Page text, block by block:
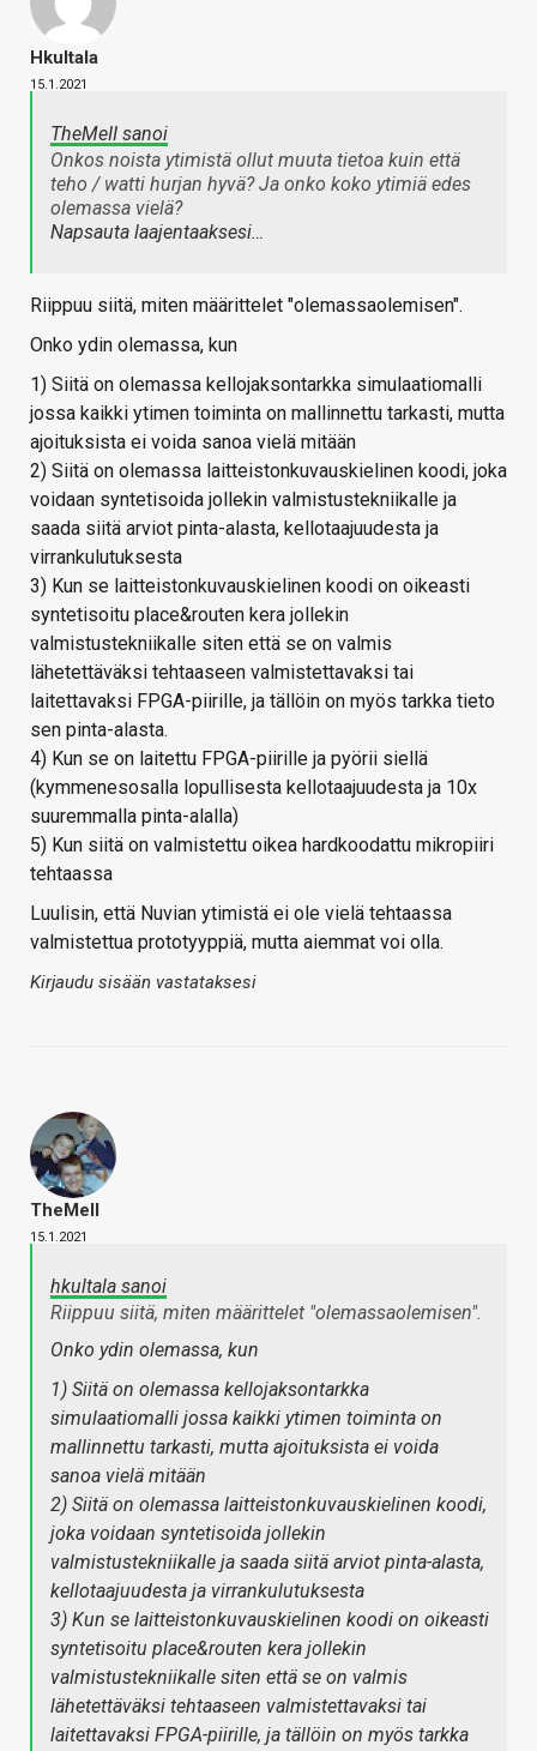
Hkultala
15.1.2021
TheMeII sanoi
Onkos noista ytimistä ollut muuta tietoa kuin että
teho / watti hurjan hyvä? Ja onko koko ytimiä edes
olemassa vielä?
Napsauta laajentaaksesi…
Riippuu siitä, miten määrittelet "olemassaolemisen".
Onko ydin olemassa, kun
1) Siitä on olemassa kellojaksontarkka simulaatiomalli
jossa kaikki ytimen toiminta on mallinnettu tarkasti, mutta
ajoituksista ei voida sanoa vielä mitään
2) Siitä on olemassa laitteistonkuvauskielinen koodi, joka
voidaan syntetisoida jollekin valmistustekniikalle ja
saada siitä arviot pinta-alasta, kellotaajuudesta ja
virrankulutuksesta
3) Kun se laitteistonkuvauskielinen koodi on oikeasti
syntetisoitu place&routen kera jollekin
valmistustekniikalle siten että se on valmis
lähetettäväksi tehtaaseen valmistettavaksi tai
laitettavaksi FPGA-piirille, ja tällöin on myös tarkka tieto
sen pinta-alasta.
4) Kun se on laitettu FPGA-piirille ja pyörii siellä
(kymmenesosalla lopullisesta kellotaajuudesta ja 10x
suuremmalla pinta-alalla)
5) Kun siitä on valmistettu oikea hardkoodattu mikropiiri
tehtaassa
Luulisin, että Nuvian ytimistä ei ole vielä tehtaassa
valmistettua prototyyppiä, mutta aiemmat voi olla.
Kirjaudu sisään vastataksesi
TheMeII
15.1.2021
hkultala sanoi
Riippuu siitä, miten määrittelet "olemassaolemisen".
Onko ydin olemassa, kun
1) Siitä on olemassa kellojaksontarkka
simulaatiomalli jossa kaikki ytimen toiminta on
mallinnettu tarkasti, mutta ajoituksista ei voida
sanoa vielä mitään
2) Siitä on olemassa laitteistonkuvauskielinen koodi,
joka voidaan syntetisoida jollekin
valmistustekniikalle ja saada siitä arviot pinta-alasta,
kellotaajuudesta ja virrankulutuksesta
3) Kun se laitteistonkuvauskielinen koodi on oikeasti
syntetisoitu place&routen kera jollekin
valmistustekniikalle siten että se on valmis
lähetettäväksi tehtaaseen valmistettavaksi tai
laitettavaksi FPGA-piirille, ja tällöin on myös tarkka